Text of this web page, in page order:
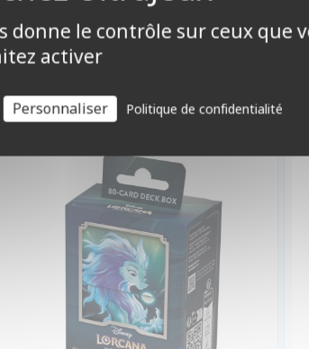
Deck box : Sisu
donne le contrôle sur ceux que
activer
Personnaliser Politique de confidentialité